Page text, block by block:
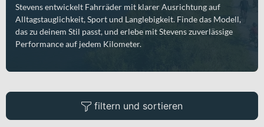
Stevens entwickelt Fahrräder mit klarer Ausrichtung auf
Alltagstauglichkeit, Sport und Langlebigkeit. Finde das Modell,
das zu deinem Stil passt, und erlebe mit Stevens zuverlässige
Performance auf jedem Kilometer.
filtern und sortieren